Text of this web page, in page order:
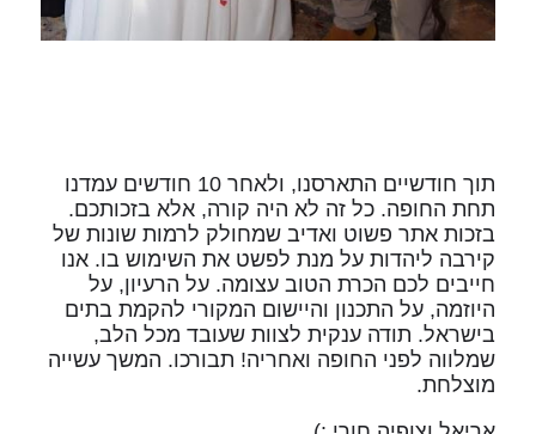
תוך חודשיים התארסנו, ולאחר 10 חודשים עמדנו
תחת החופה. כל זה לא היה קורה, אלא בזכותכם.
בזכות אתר פשוט ואדיב שמחולק לרמות שונות של
קירבה ליהדות על מנת לפשט את השימוש בו. אנו
חייבים לכם הכרת הטוב עצומה. על הרעיון, על
היוזמה, על התכנון והיישום המקורי להקמת בתים
בישראל. תודה ענקית לצוות שעובד מכל הלב,
שמלווה לפני החופה ואחריה! תבורכו. המשך עשייה
מוצלחת.